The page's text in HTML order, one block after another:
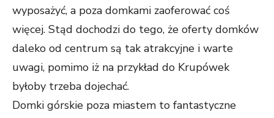
wyposażyć, a poza domkami zaoferować coś
więcej. Stąd dochodzi do tego, że oferty domków
daleko od centrum są tak atrakcyjne i warte
uwagi, pomimo iż na przykład do Krupówek
byłoby trzeba dojechać.
Domki górskie poza miastem to fantastyczne